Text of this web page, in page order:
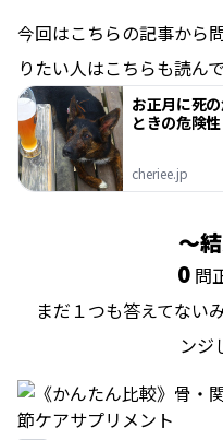
今回はこちらの記事から
りたい人はこちらも読ん
お正月に死
ときの危険
cheriee.jp
0 問
まだ１つも答えてない
ンジ